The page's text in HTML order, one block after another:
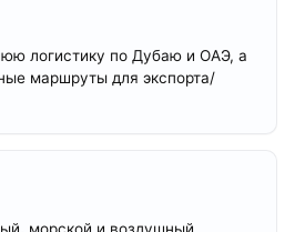
логистику по Дубаю и ОАЭ, а
маршруты для экспорта/